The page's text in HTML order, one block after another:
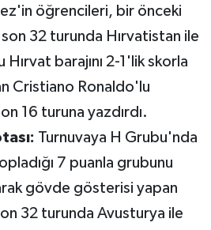
öğrencileri, bir önceki
32 turunda Hırvatistan ile
barajını 2-1'lik skorla
Cristiano Ronaldo'lu
16 turuna yazdırdı.
Turnuvaya H Grubu'nda
7 puanla grubunu
gövde gösterisi yapan
32 turunda Avusturya ile